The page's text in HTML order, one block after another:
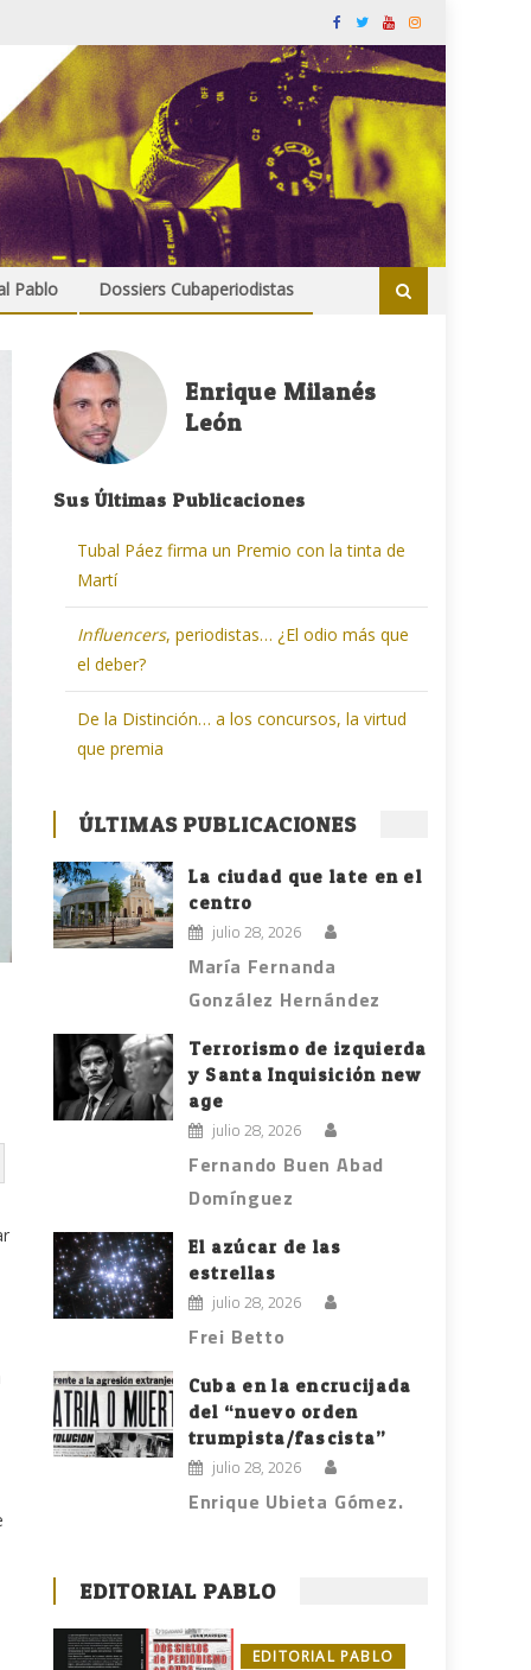
Pablo Dossiers Cubaperiodistas
Enrique Milanés
León
Sus Últimas Publicaciones
Tubal Páez firma un Premio con la tinta de
Martí
Influencers, periodistas… ¿El odio más que
el deber?
De la Distinción… a los concursos, la virtud
que premia
ÚLTIMAS PUBLICACIONES
La ciudad que late en el
centro
julio 28, 2026
María Fernanda
González Hernández
Terrorismo de izquierda
y Santa Inquisición new
age
julio 28, 2026
Fernando Buen Abad
Domínguez
El azúcar de las
estrellas
julio 28, 2026
Frei Betto
Cuba en la encrucijada
del “nuevo orden
trumpista/fascista”
julio 28, 2026
Enrique Ubieta Gómez.
EDITORIAL PABLO
EDITORIAL PABLO